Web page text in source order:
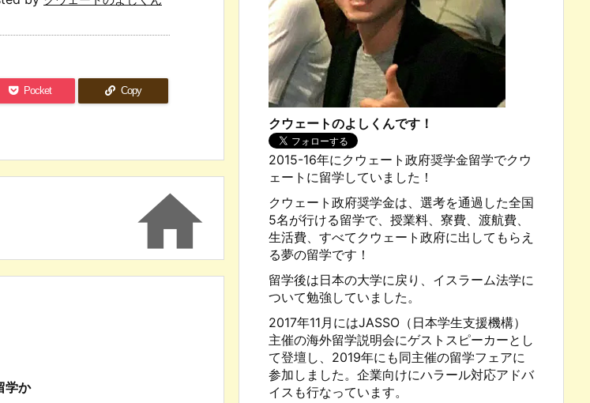
Pocket Copy

学か
クウェートのよしくんです！
2015-16年にクウェート政府奨学金留学でクウ
ェートに留学していました！
クウェート政府奨学金は、選考を通過した全国
5名が行ける留学で、授業料、寮費、渡航費、
生活費、すべてクウェート政府に出してもらえ
る夢の留学です！
留学後は日本の大学に戻り、イスラーム法学に
ついて勉強していました。
2017年11月にはJASSO（日本学生支援機構）
主催の海外留学説明会にゲストスピーカーとし
て登壇し、2019年にも同主催の留学フェアに
参加しました。企業向けにハラール対応アドバ
イスも行なっています。